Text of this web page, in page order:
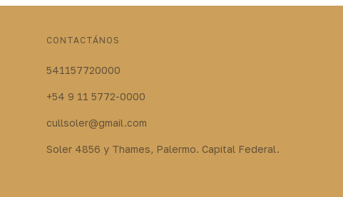
CONTACTÁNOS
541157720000
+54 9 11 5772-0000
cullsoler@gmail.com
Soler 4856 y Thames, Palermo. Capital Federal.